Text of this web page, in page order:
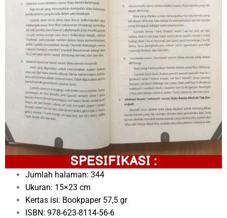
SPESIFIKASI :
Jumlah halaman: 344
Ukuran: 15×23 cm
Kertas isi: Bookpaper 57,5 gr
ISBN: 978-623-8114-56-6